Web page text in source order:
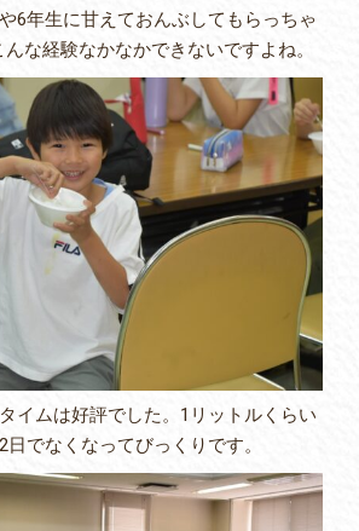
6年生に甘えておんぶしてもらっちゃ
んな経験なかなかできないですよね。
イムは好評でした。1リットルくらい
でなくなってびっくりです。